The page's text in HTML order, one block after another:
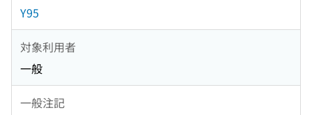
Y95
対象利用者
一般
一般注記